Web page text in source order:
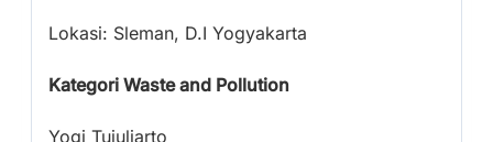
Lokasi: Sleman, D.I Yogyakarta
Kategori Waste and Pollution
Yogi Tujuliarto